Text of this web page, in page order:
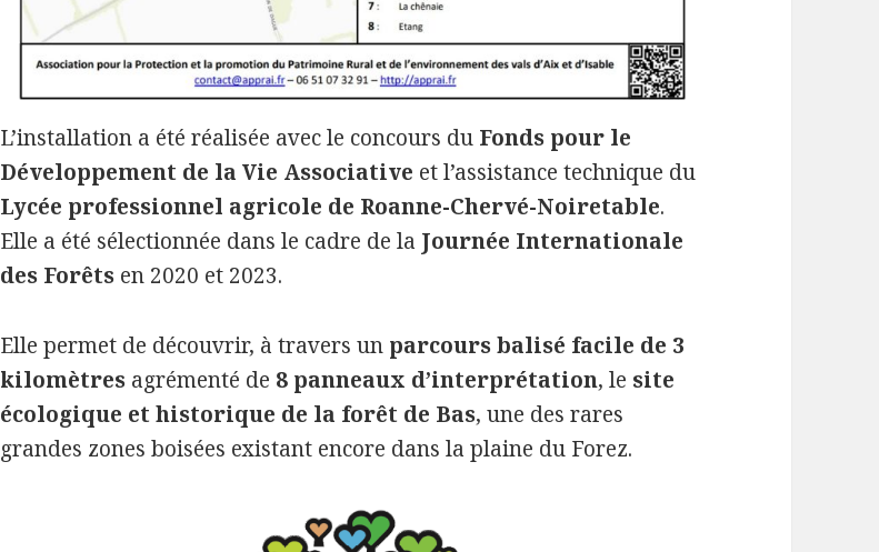
L’installation a été réalisée avec le concours du Fonds pour le
Développement de la Vie Associative et l’assistance technique du
Lycée professionnel agricole de Roanne-Chervé-Noiretable.
Elle a été sélectionnée dans le cadre de la Journée Internationale
des Forêts en 2020 et 2023.
Elle permet de découvrir, à travers un parcours balisé facile de 3
kilomètres agrémenté de 8 panneaux d’interprétation, le site
écologique et historique de la forêt de Bas, une des rares
grandes zones boisées existant encore dans la plaine du Forez.